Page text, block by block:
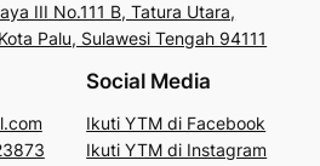
III No.111 B, Tatura Utara,
Palu, Sulawesi Tengah 94111
Social Media
Ikuti YTM di Facebook
Ikuti YTM di Instagram